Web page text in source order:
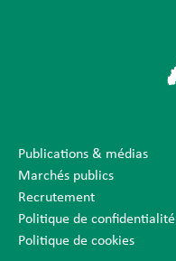
Publications & médias
Marchés publics
Recrutement
Politique de confidentialité
Politique de cookies